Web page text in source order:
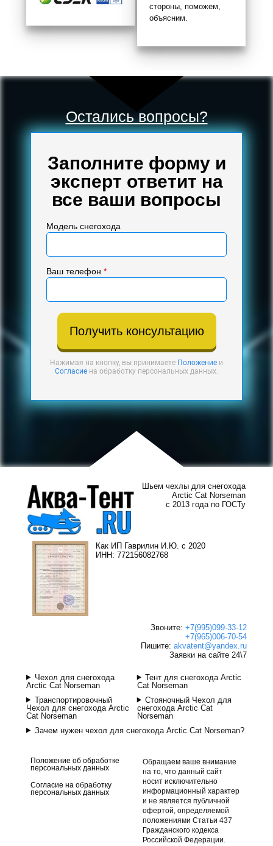
стороны, поможем,
объясним.
Остались вопросы?
Заполните форму и
эксперт ответит на
все ваши вопросы
Модель снегохода
Ваш телефон *
Получить консультацию
Нажимая на кнопку, вы принимаете Положение и
Согласие на обработку персональных данных.
Шьем чехлы для снегохода
Arctic Cat Norseman
с 2013 года по ГОСТу
Как ИП Гаврилин И.Ю. с 2020
ИНН: 772156082768
Звоните: +7(995)099-33-12
+7(965)006-70-54
Пишите: akvatent@yandex.ru
Заявки на сайте 24\7
Чехол для снегохода
Arctic Cat Norseman
Тент для снегохода Arctic
Cat Norseman
Транспортировочный
Чехол для снегохода Arctic
Cat Norseman
Стояночный Чехол для
снегохода Arctic Cat
Norseman
Зачем нужен чехол для снегохода Arctic Cat Norseman?
Положение об обработке
персональных данных
Согласие на обработку
персональных данных
Обращаем ваше внимание
на то, что данный сайт
носит исключительно
информационный характер
и не является публичной
офертой, определяемой
положениями Статьи 437
Гражданского кодекса
Российской Федерации.